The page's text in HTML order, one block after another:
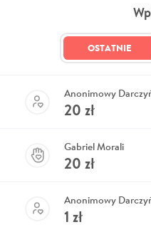
OSTATNIE
Anonimowy
20 zł
Gabriel Morali
20 zł
Anonimowy
1 zł